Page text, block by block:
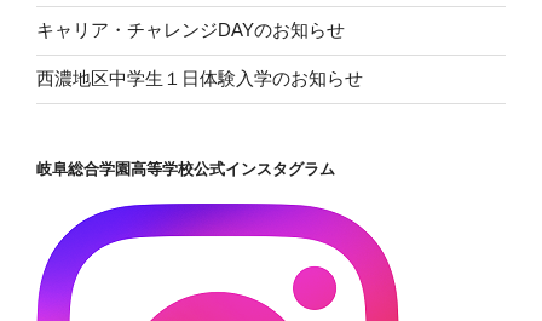
キャリア・チャレンジDAYのお知らせ
西濃地区中学生１日体験入学のお知らせ
岐阜総合学園高等学校公式インスタグラム